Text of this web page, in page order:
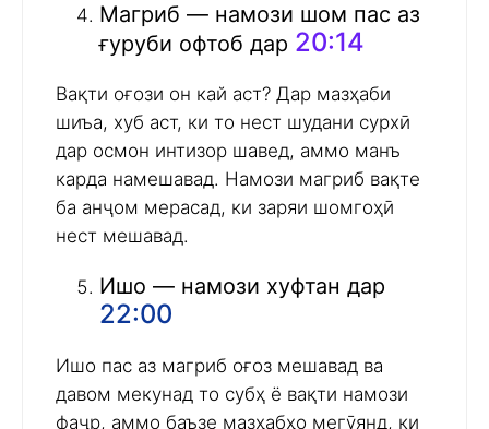
Магриб — намози шом пас аз
ғуруби офтоб дар 20:14
Вақти оғози он кай аст? Дар мазҳаби
шиъа, хуб аст, ки то нест шудани сурхӣ
дар осмон интизор шавед, аммо манъ
карда намешавад. Намози магриб вақте
ба анҷом мерасад, ки заряи шомгоҳӣ
нест мешавад.
Ишо — намози хуфтан дар
22:00
Ишо пас аз магриб оғоз мешавад ва
давом мекунад то субҳ ё вақти намози
фаҷр, аммо баъзе мазҳабҳо мегӯянд, ки